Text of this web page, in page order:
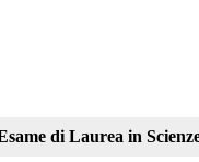
di Laurea in